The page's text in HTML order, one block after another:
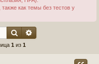
как темы без тестов у
ПоискРасширенный
1 из 1